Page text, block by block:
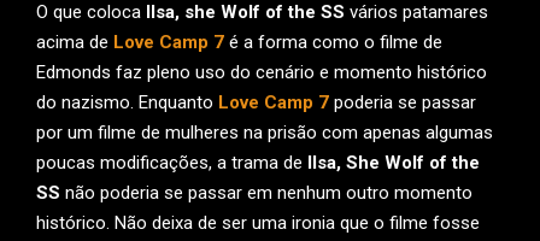
O que coloca Ilsa, she Wolf of the SS vários patamares
acima de Love Camp 7 é a forma como o filme de
Edmonds faz pleno uso do cenário e momento histórico
do nazismo. Enquanto Love Camp 7 poderia se passar
por um filme de mulheres na prisão com apenas algumas
poucas modificações, a trama de Ilsa, She Wolf of the
SS não poderia se passar em nenhum outro momento
histórico. Não deixa de ser uma ironia que o filme fosse